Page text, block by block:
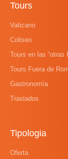
Tours
Vaticano
Coliseo
Tours en las “otras
Tours Fuera de
Gastronomía
Traslados
Tipologia
Oferta